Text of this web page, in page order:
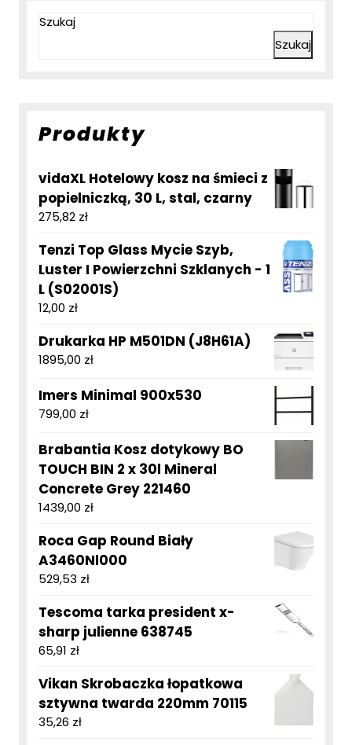
Szukaj
Szukaj
Produkty
vidaXL Hotelowy kosz na śmieci z
popielniczką, 30 L, stal, czarny
275,82 zł
Tenzi Top Glass Mycie Szyb,
Luster I Powierzchni Szklanych - 1
L (S02001S)
12,00 zł
Drukarka HP M501DN (J8H61A)
1895,00 zł
Imers Minimal 900x530
799,00 zł
Brabantia Kosz dotykowy BO
TOUCH BIN 2 x 30l Mineral
Concrete Grey 221460
1439,00 zł
Roca Gap Round Biały
A3460Nl000
529,53 zł
Tescoma tarka president x-
sharp julienne 638745
65,91 zł
Vikan Skrobaczka łopatkowa
sztywna twarda 220mm 70115
35,26 zł